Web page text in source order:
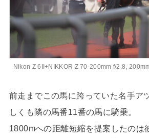
Nikon Z 6II+NIKKOR Z 70-200mm f/2.8,
前走までこの馬に跨っていた名手ア
しくも隣の馬番11番の馬に騎乗。
1800mへの距離短縮を提案したのは